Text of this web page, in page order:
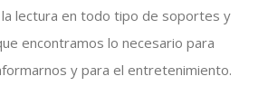
lectura en todo tipo de soportes y
encontramos lo necesario para
y para el entretenimiento.